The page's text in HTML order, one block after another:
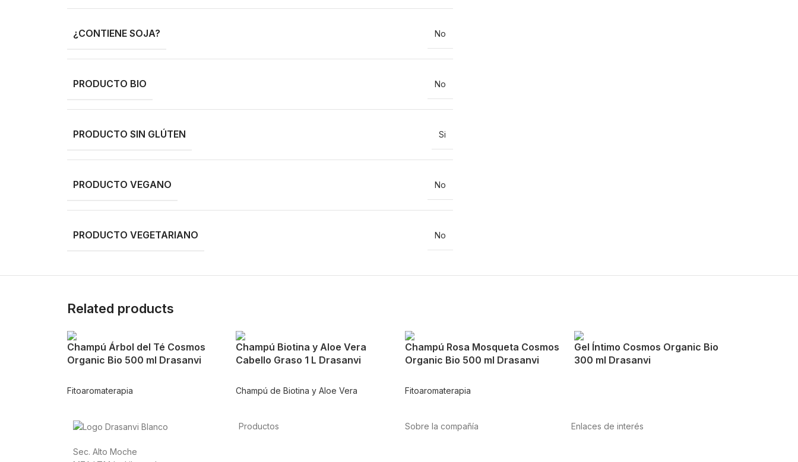
¿CONTIENE SOJA? No
PRODUCTO BIO No
PRODUCTO SIN GLÚTEN Si
PRODUCTO VEGANO No
PRODUCTO VEGETARIANO No
Related products
Champú Árbol del Té Cosmos
Organic Bio 500 ml Drasanvi
Fitoaromaterapia
Champú Biotina y Aloe Vera
Cabello Graso 1 L Drasanvi
Champú de Biotina y Aloe Vera
Champú Rosa Mosqueta Cosmos
Organic Bio 500 ml Drasanvi
Fitoaromaterapia
Gel Íntimo Cosmos Organic Bio
300 ml Drasanvi
Sec. Alto Moche
Productos Sobre la compañía Enlaces de interés